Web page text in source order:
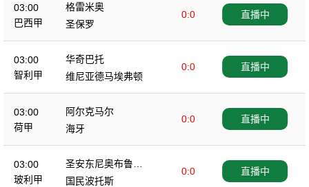
03:00
巴西甲
格雷米奥
0:0
圣保罗
直播中
03:00
智利甲
华奇巴托
0:0
维尼亚德马埃弗顿
直播中
03:00
荷甲
阿尔克马尔
0:0
海牙
直播中
03:00
玻利甲
圣安东尼奥布鲁布
鲁
0:0
国民波托斯
直播中